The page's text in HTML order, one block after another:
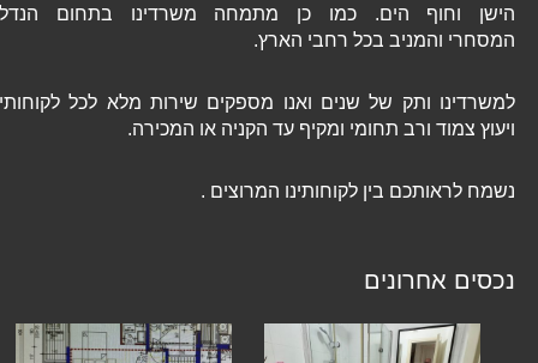
הישן וחוף הים. כמו כן מתמחה משרדינו בתחום הנדל"ן
המסחרי והמניב בכל רחבי הארץ.
למשרדינו ותק של שנים ואנו מספקים שירות מלא לכל לקוחותינו
ויעוץ צמוד ורב תחומי ומקיף עד הקניה או המכירה.
נשמח לראותכם בין לקוחותינו המרוצים .
נכסים אחרונים